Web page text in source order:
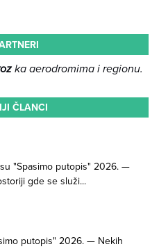
ka aerodromima i regionu.
ČLANCI
"Spasimo putopis" 2026. —
gde se služi...
putopis" 2026. — Nekih